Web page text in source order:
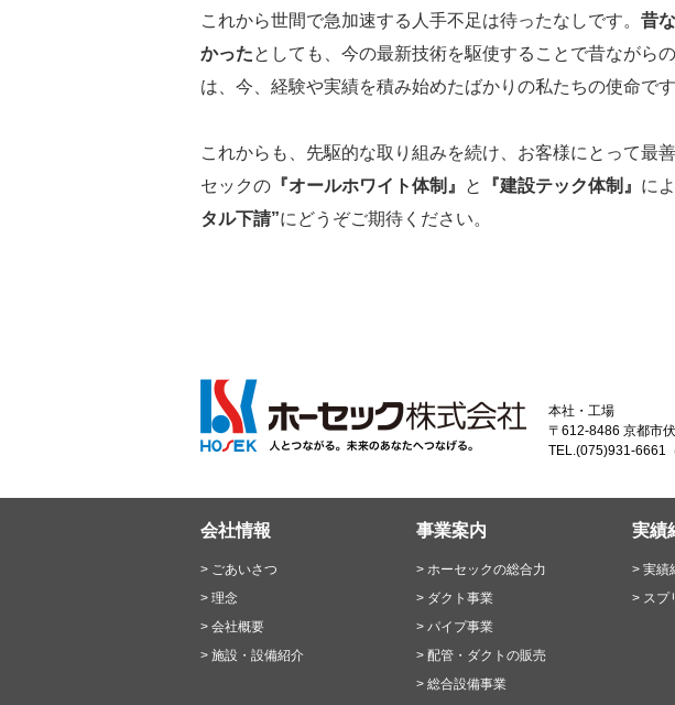
これから世間で急加速する人手不足は待ったなしです。 昔
かったとしても、今の最新技術を駆使することで昔ながら
は、今、経験や実績を積み始めたばかりの私たちの使命です
これからも、先駆的な取り組みを続け、お客様にとって最
セックの 『オールホワイト体制』 と 『建設テック体制』 に
タル下請”にどうぞご期待ください。
本社・工場
〒612-8486 京都市
TEL.(075)931-6661
会社情報
ごあいさつ
理念
会社概要
施設・設備紹介
事業案内
ホーセックの総合力
ダクト事業
パイプ事業
配管・ダクトの販売
総合設備事業
実績
実績
スプ